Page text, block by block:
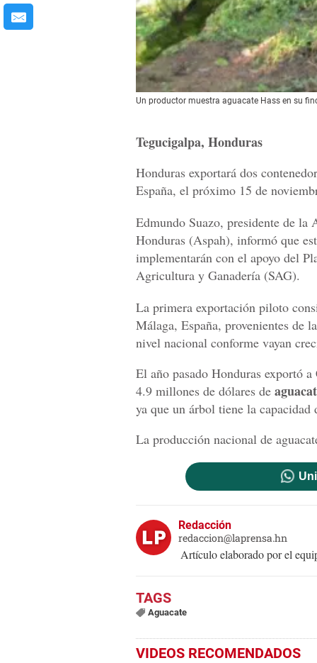
Un productor muestra aguacate Hass en su
Tegucigalpa, Honduras
Honduras exportará dos
España, el próximo 15 de
Edmundo Suazo, presidente de la
Honduras (Aspah), informó que
implementarán con el apoyo del
Agricultura y Ganadería (SAG).
La primera exportación piloto
Málaga, España, provenientes de
nivel nacional conforme vayan
El año pasado Honduras exportó
4.9 millones de dólares de
ya que un árbol tiene la capacidad
La producción nacional de
Redacción
redaccion@laprensa.hn
Artículo elaborado por el
Aguacate
VIDEOS RECOMENDADOS